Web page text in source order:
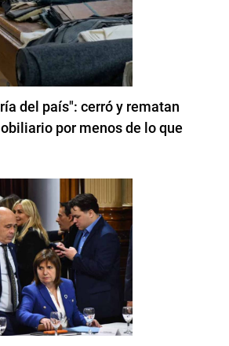
del país": cerró y rematan
por menos de lo que